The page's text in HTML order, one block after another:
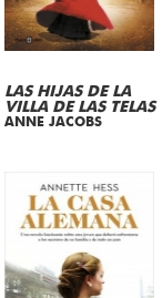
LAS HIJAS DE LA
VILLA DE LAS TELAS
ANNE JACOBS